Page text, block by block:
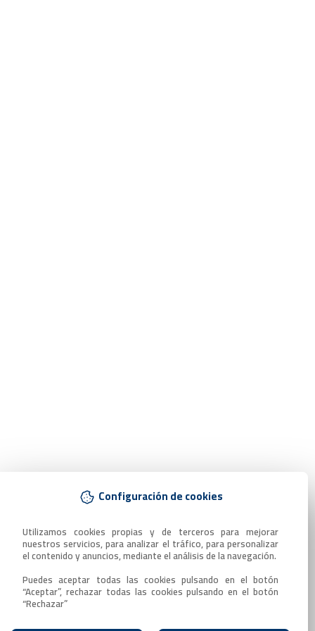
Configuración de cookies
Utilizamos cookies propias y de terceros para mejorar
nuestros servicios, para analizar el tráfico, para personalizar
el contenido y anuncios, mediante el análisis de la navegación.
Puedes aceptar todas las cookies pulsando en el botón
“Aceptar”, rechazar todas las cookies pulsando en el botón
“Rechazar”